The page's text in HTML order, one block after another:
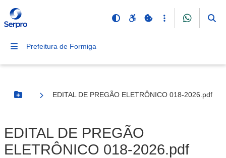
Prefeitura de Formiga
Botão Menu
EDITAL DE PREGÃO ELETRÔNICO 018-2026.pdf
EDITAL DE PREGÃO
ELETRÔNICO 018-2026.pdf